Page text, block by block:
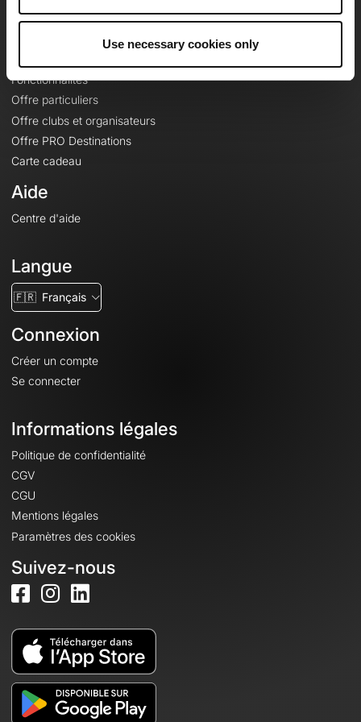
Use necessary cookies only
Fonctionnalités
Offre particuliers
Offre clubs et organisateurs
Offre PRO Destinations
Carte cadeau
Aide
Centre d'aide
Langue
🇫🇷 Français
Connexion
Créer un compte
Se connecter
Informations légales
Politique de confidentialité
CGV
CGU
Mentions légales
Paramètres des cookies
Suivez-nous